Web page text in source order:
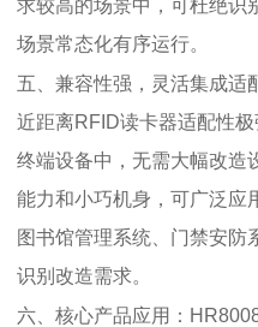
求较高的场景中，可杜绝识
场景常态化有序运行。
五、兼容性强，灵活集成适
近距离RFID读卡器适配性
终端设备中，无需大幅改造
能力和小巧机身，可广泛应
图书馆管理系统、门禁安防
识别改造需求。
六、核心产品应用：